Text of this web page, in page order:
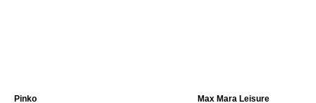
Pinko Max Mara Leisure